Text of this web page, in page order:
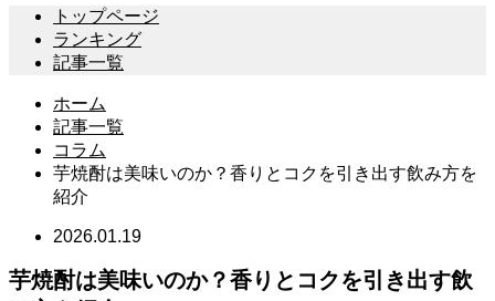
トップページ
ランキング
記事一覧
ホーム
記事一覧
コラム
芋焼酎は美味いのか？香りとコクを引き出す飲み方を
紹介
2026.01.19
芋焼酎は美味いのか？香りとコクを引き出す飲